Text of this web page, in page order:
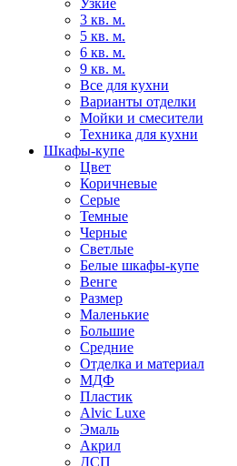
Узкие
3 кв. м.
5 кв. м.
6 кв. м.
9 кв. м.
Все для кухни
Варианты отделки
Мойки и смесители
Техника для кухни
Шкафы-купе
Цвет
Коричневые
Серые
Темные
Черные
Светлые
Белые шкафы-купе
Венге
Размер
Маленькие
Большие
Средние
Отделка и материал
МДФ
Пластик
Alvic Luxe
Эмаль
Акрил
ДСП